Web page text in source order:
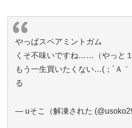
やっぱスペアミントガム
くそ不味いですね……（やっと１
もう一生買いたくない…(；´Ａ
る
— uそこ（解凍された